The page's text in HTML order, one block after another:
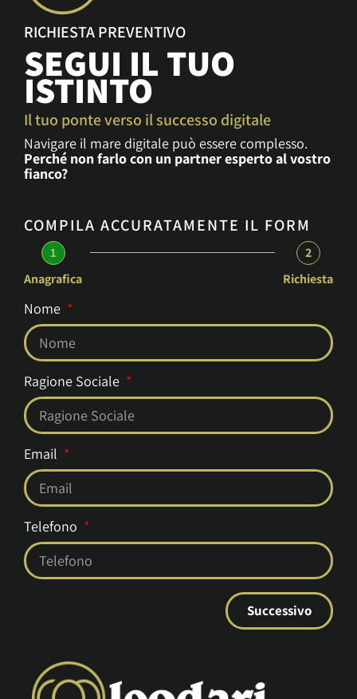
RICHIESTA PREVENTIVO
SEGUI IL TUO
ISTINTO
Il tuo ponte verso il successo digitale
Navigare il mare digitale può essere complesso.
Perché non farlo con un partner esperto al vostro
fianco?
COMPILA ACCURATAMENTE IL FORM
1
Anagrafica
2
Richiesta
Nome
Ragione Sociale
Email
Telefono
Successivo